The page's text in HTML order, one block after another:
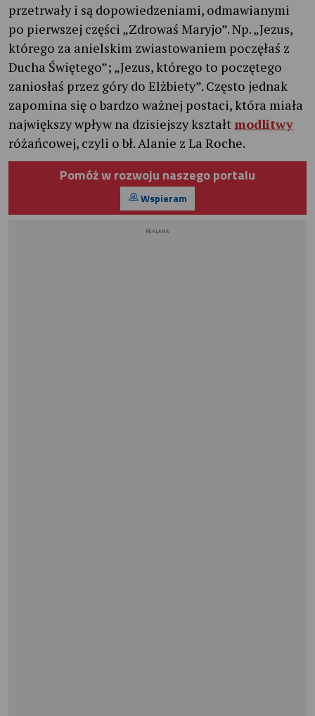
przetrwały i są dopowiedzeniami, odmawianymi
po pierwszej części „Zdrowaś Maryjo”. Np. „Jezus,
którego za anielskim zwiastowaniem poczęłaś z
Ducha Świętego”; „Jezus, którego to poczętego
zaniosłaś przez góry do Elżbiety”. Często jednak
zapomina się o bardzo ważnej postaci, która miała
największy wpływ na dzisiejszy kształt modlitwy
różańcowej, czyli o bł. Alanie z La Roche.
Pomóż w rozwoju naszego portalu
Wspieram
REKLAMA